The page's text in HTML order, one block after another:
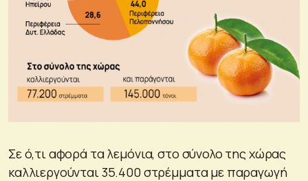
Σε ό,τι αφορά τα λεμόνια, στο σύνολο της χώρας
καλλιεργούνται 35.400 στρέμματα με παραγωγή